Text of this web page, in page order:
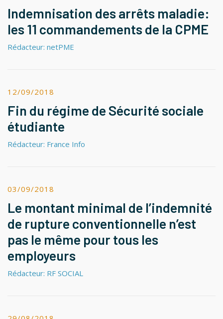
Indemnisation des arrêts maladie:
les 11 commandements de la CPME
Rédacteur: netPME
12/09/2018
Fin du régime de Sécurité sociale
étudiante
Rédacteur: France Info
03/09/2018
Le montant minimal de l’indemnité
de rupture conventionnelle n’est
pas le même pour tous les
employeurs
Rédacteur: RF SOCIAL